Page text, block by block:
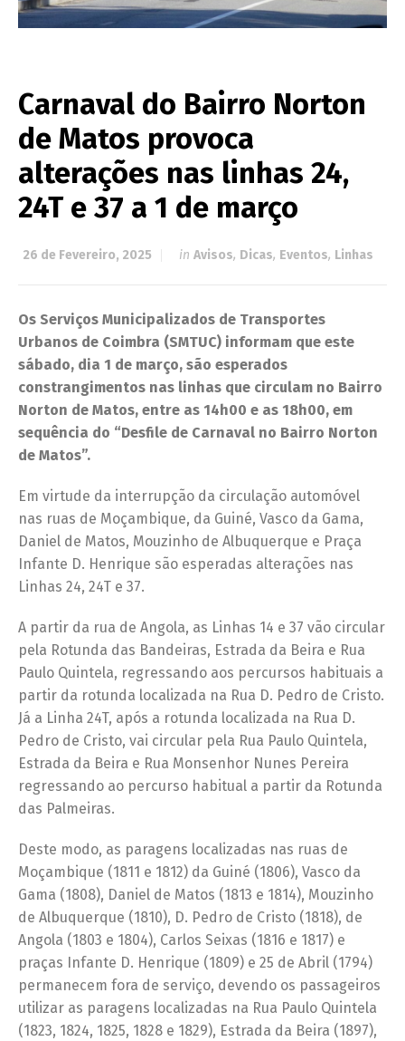
Carnaval do Bairro Norton
de Matos provoca
alterações nas linhas 24,
24T e 37 a 1 de março
26 de Fevereiro, 2025 in Avisos, Dicas, Eventos, Linhas
Os Serviços Municipalizados de Transportes
Urbanos de Coimbra (SMTUC) informam que este
sábado, dia 1 de março, são esperados
constrangimentos nas linhas que circulam no Bairro
Norton de Matos, entre as 14h00 e as 18h00, em
sequência do “Desfile de Carnaval no Bairro Norton
de Matos”.
Em virtude da interrupção da circulação automóvel
nas ruas de Moçambique, da Guiné, Vasco da Gama,
Daniel de Matos, Mouzinho de Albuquerque e Praça
Infante D. Henrique são esperadas alterações nas
Linhas 24, 24T e 37.
A partir da rua de Angola, as Linhas 14 e 37 vão circular
pela Rotunda das Bandeiras, Estrada da Beira e Rua
Paulo Quintela, regressando aos percursos habituais a
partir da rotunda localizada na Rua D. Pedro de Cristo.
Já a Linha 24T, após a rotunda localizada na Rua D.
Pedro de Cristo, vai circular pela Rua Paulo Quintela,
Estrada da Beira e Rua Monsenhor Nunes Pereira
regressando ao percurso habitual a partir da Rotunda
das Palmeiras.
Deste modo, as paragens localizadas nas ruas de
Moçambique (1811 e 1812) da Guiné (1806), Vasco da
Gama (1808), Daniel de Matos (1813 e 1814), Mouzinho
de Albuquerque (1810), D. Pedro de Cristo (1818), de
Angola (1803 e 1804), Carlos Seixas (1816 e 1817) e
praças Infante D. Henrique (1809) e 25 de Abril (1794)
permanecem fora de serviço, devendo os passageiros
utilizar as paragens localizadas na Rua Paulo Quintela
(1823, 1824, 1825, 1828 e 1829), Estrada da Beira (1897),